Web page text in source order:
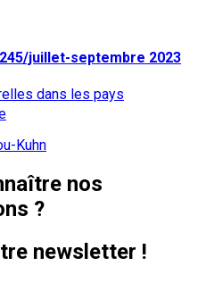
juillet-septembre 2023
dans les pays
Kuhn
nos
?
newsletter !